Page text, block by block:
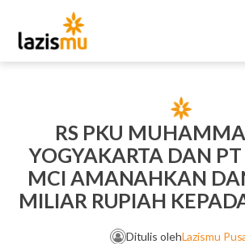
RS PKU
YOGYAKARTA DAN PT
MCI AMANAHKAN
MILIAR RUPIAH
Ditulis olehLazismu